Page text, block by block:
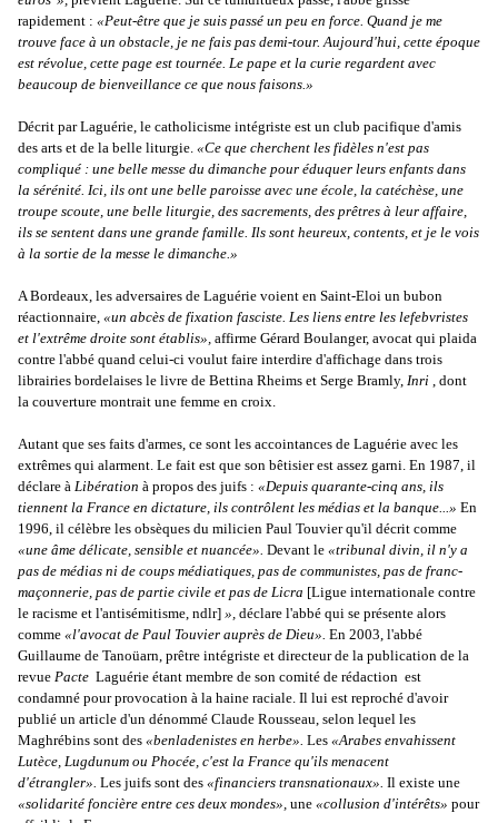
rapidement : «Peut-être que je suis passé un peu en force. Quand je me
trouve face à un obstacle, je ne fais pas demi-tour. Aujourd'hui, cette époque
est révolue, cette page est tournée. Le pape et la curie regardent avec
beaucoup de bienveillance ce que nous faisons.»
Décrit par Laguérie, le catholicisme intégriste est un club pacifique d'amis
des arts et de la belle liturgie. «Ce que cherchent les fidèles n'est pas
compliqué : une belle messe du dimanche pour éduquer leurs enfants dans
la sérénité. Ici, ils ont une belle paroisse avec une école, la catéchèse, une
troupe scoute, une belle liturgie, des sacrements, des prêtres à leur affaire,
ils se sentent dans une grande famille. Ils sont heureux, contents, et je le vois
à la sortie de la messe le dimanche.»
A Bordeaux, les adversaires de Laguérie voient en Saint-Eloi un bubon
réactionnaire, «un abcès de fixation fasciste. Les liens entre les lefebvristes
et l'extrême droite sont établis», affirme Gérard Boulanger, avocat qui plaida
contre l'abbé quand celui-ci voulut faire interdire d'affichage dans trois
librairies bordelaises le livre de Bettina Rheims et Serge Bramly, Inri , dont
la couverture montrait une femme en croix.
Autant que ses faits d'armes, ce sont les accointances de Laguérie avec les
extrêmes qui alarment. Le fait est que son bêtisier est assez garni. En 1987, il
déclare à Libération à propos des juifs : «Depuis quarante-cinq ans, ils
tiennent la France en dictature, ils contrôlent les médias et la banque...» En
1996, il célèbre les obsèques du milicien Paul Touvier qu'il décrit comme
«une âme délicate, sensible et nuancée». Devant le «tribunal divin, il n'y a
pas de médias ni de coups médiatiques, pas de communistes, pas de franc-
maçonnerie, pas de partie civile et pas de Licra [Ligue internationale contre
le racisme et l'antisémitisme, ndlr] », déclare l'abbé qui se présente alors
comme «l'avocat de Paul Touvier auprès de Dieu». En 2003, l'abbé
Guillaume de Tanoüarn, prêtre intégriste et directeur de la publication de la
revue Pacte ­ Laguérie étant membre de son comité de rédaction ­ est
condamné pour provocation à la haine raciale. Il lui est reproché d'avoir
publié un article d'un dénommé Claude Rousseau, selon lequel les
Maghrébins sont des «benladenistes en herbe». Les «Arabes envahissent
Lutèce, Lugdunum ou Phocée, c'est la France qu'ils menacent
d'étrangler». Les juifs sont des «financiers transnationaux». Il existe une
«solidarité foncière entre ces deux mondes», une «collusion d'intérêts» pour